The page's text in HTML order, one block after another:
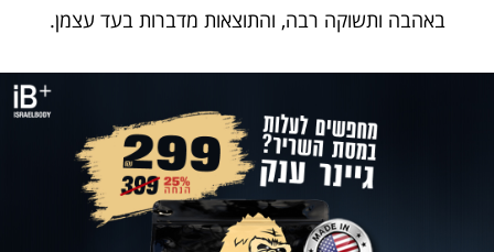
באהבה ותשוקה רבה, והתוצאות מדברות בעד עצמן.